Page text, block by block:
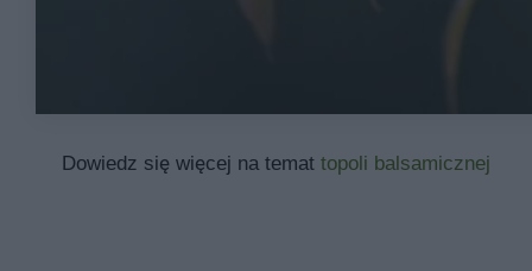
Dowiedz się więcej na temat topoli balsamicznej